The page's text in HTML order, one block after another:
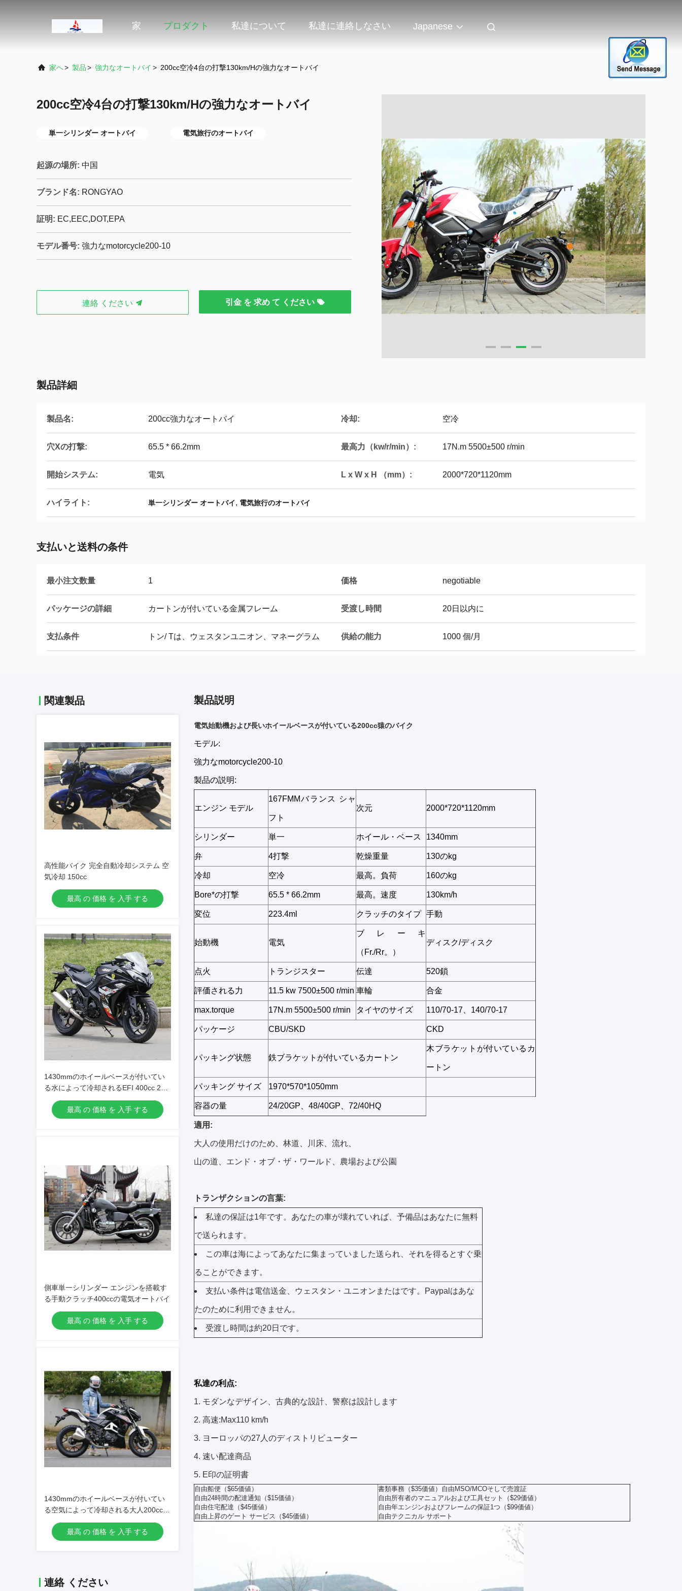
家 プロダクト 私達について 私達に連絡しなさい Japanese
家へ> 製品> 強力なオートバイ > 200cc空冷4台の打撃130km/Hの強力なオートバイ
200cc空冷4台の打撃130km/Hの強力なオートバイ
単一シリンダー オートバイ 電気旅行のオートバイ
起源の場所: 中国
ブランド名: RONGYAO
証明: EC,EEC,DOT,EPA
モデル番号: 強力なmotorcycle200-10
連絡 ください 引金 を 求め て ください
製品詳細
製品名: 200cc強力なオートバイ 冷却: 空冷
穴Xの打撃: 65.5 * 66.2mm 最高力（kw/r/min）: 17N.m 5500±500 r/min
開始システム: 電気 L x W x H （mm）: 2000*720*1120mm
ハイライト: 単一シリンダー オートバイ, 電気旅行のオートバイ
支払いと送料の条件
最小注文数量 1 価格 negotiable
パッケージの詳細 カートンが付いている金属フレーム 受渡し時間 20日以内に
支払条件 トン/ Tは、ウェスタンユニオン、マネーグラム 供給の能力 1000 個/月
関連製品
高性能バイク 完全自動冷却システム 空
気冷却 150cc
最高 の 価格 を 入手 する
1430mmのホイールベースが付いてい
る水によって冷却されるEFI 400cc 2シ
リンダー オートバイ
最高 の 価格 を 入手 する
側車単一シリンダー エンジンを搭載す
る手動クラッチ400ccの電気オートバイ
最高 の 価格 を 入手 する
1430mmのホイールベースが付いてい
る空気によって冷却される大人200ccの
強力なオートバイ
最高 の 価格 を 入手 する
連絡 ください
製品説明
電気始動機および長いホイールベースが付いている200cc猿のバイク
モデル:
強力なmotorcycle200-10
製品の説明:
エンジン モデル
167FMMバランス シャ
フト
次元 2000*720*1120mm
シリンダー 単一 ホイール・ベース 1340mm
弁 4打撃 乾燥重量 130のkg
冷却 空冷 最高。負荷 160のkg
Bore*の打撃 65.5 * 66.2mm 最高。速度 130km/h
変位 223.4ml クラッチのタイプ 手動
始動機 電気
ブレーキ
（Fr./Rr。）
ディスク/ディスク
点火 トランジスター 伝達 520鎖
評価される力 11.5 kw 7500±500 r/min 車輪 合金
max.torque 17N.m 5500±500 r/min タイヤのサイズ 110/70-17、140/70-17
パッケージ CBU/SKD CKD
パッキング状態 鉄ブラケットが付いているカートン
木ブラケットが付いているカ
ートン
パッキング サイズ 1970*570*1050mm
容器の量 24/20GP、48/40GP、72/40HQ
適用:
大人の使用だけのため、林道、川床、流れ、
山の道、エンド・オブ・ザ・ワールド、農場および公園
トランザクションの言葉:
私達の保証は1年です。あなたの車が壊れていれば、予備品はあなたに無料
で送られます。
この車は海によってあなたに集まっていました送られ、それを得るとすぐ乗
ることができます。
支払い条件は電信送金、ウェスタン・ユニオンまたはです。Paypalはあな
たのために利用できません。
受渡し時間は約20日です。
私達の利点:
1. モダンなデザイン、古典的な設計、警察は設計します
2. 高速:Max110 km/h
3. ヨーロッパの27人のディストリビューター
4. 速い配達商品
5. E印の証明書
自由船便（$65価値）
自由24時間の配達通知（$15価値）
自由住宅配達（$45価値）
自由上昇のゲート サービス（$45価値）
書類事務（$35価値）自由MSO/MCOそして売渡証
自由所有者のマニュアルおよび工具セット（$29価値）
自由年エンジンおよびフレームの保証1つ（$99価値）
自由テクニカル サポート